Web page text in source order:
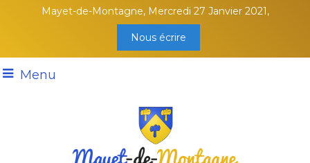
Mayet-de-Montagne, Mercredi 27 Janvier 2021,
Nous écrire
Menu